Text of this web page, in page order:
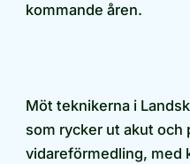
kommande åren.
Möt teknikerna i
som rycker ut akut och
vidareförmedling, med